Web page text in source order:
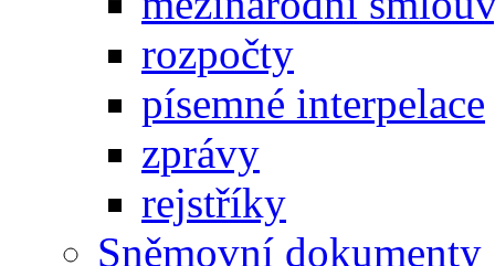
rozpočty
písemné interpelace
zprávy
rejstříky
Sněmovní dokumenty